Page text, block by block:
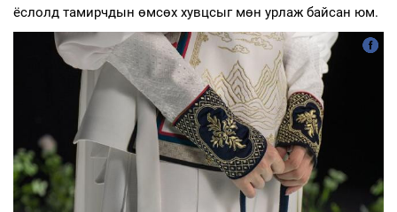
ёслолд тамирчдын өмсөх хувцсыг мөн урлаж байсан юм.